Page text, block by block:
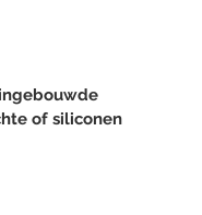
of siliconen